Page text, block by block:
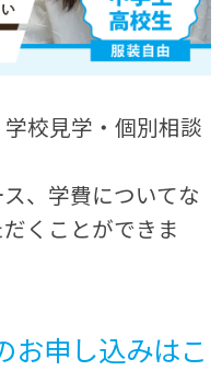
校見学・個別相談
、学費についてな
くことができま
お申し込みはこ